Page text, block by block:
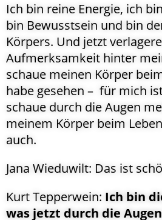
Ich bin reine Energie, ich
bin Bewusstsein und bin
Körpers. Und jetzt
Aufmerksamkeit hinter
schaue meinen Körper
habe gesehen – für mich
schaue durch die Augen
meinem Körper beim
auch.
Jana Wieduwilt: Das ist
Kurt Tepperwein: Ich bin
was jetzt durch die